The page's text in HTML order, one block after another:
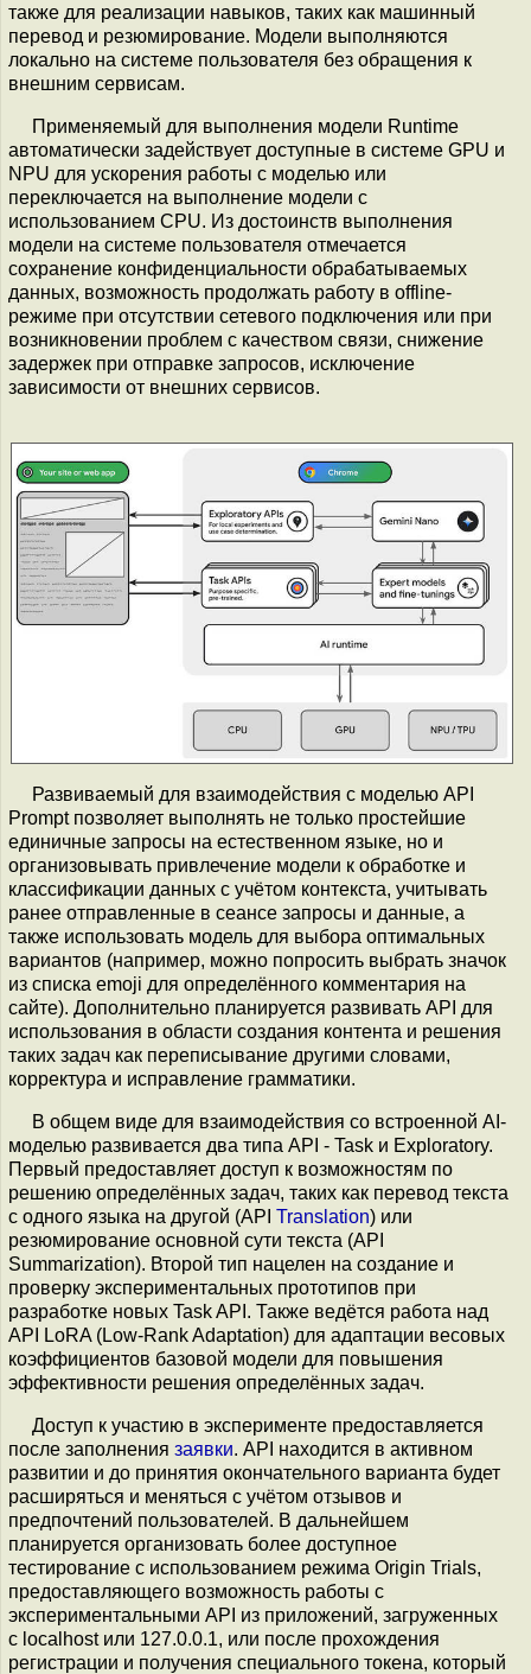
также для реализации навыков, таких как машинный
перевод и резюмирование. Модели выполняются
локально на системе пользователя без обращения к
внешним сервисам.
Применяемый для выполнения модели Runtime
автоматически задействует доступные в системе GPU и
NPU для ускорения работы с моделью или
переключается на выполнение модели с
использованием CPU. Из достоинств выполнения
модели на системе пользователя отмечается
сохранение конфиденциальности обрабатываемых
данных, возможность продолжать работу в offline-
режиме при отсутствии сетевого подключения или при
возникновении проблем с качеством связи, снижение
задержек при отправке запросов, исключение
зависимости от внешних сервисов.
Развиваемый для взаимодействия с моделью API
Prompt позволяет выполнять не только простейшие
единичные запросы на естественном языке, но и
организовывать привлечение модели к обработке и
классификации данных с учётом контекста, учитывать
ранее отправленные в сеансе запросы и данные, а
также использовать модель для выбора оптимальных
вариантов (например, можно попросить выбрать значок
из списка emoji для определённого комментария на
сайте). Дополнительно планируется развивать API для
использования в области создания контента и решения
таких задач как переписывание другими словами,
корректура и исправление грамматики.
В общем виде для взаимодействия со встроенной AI-
моделью развивается два типа API - Task и Exploratory.
Первый предоставляет доступ к возможностям по
решению определённых задач, таких как перевод текста
с одного языка на другой (API Translation) или
резюмирование основной сути текста (API
Summarization). Второй тип нацелен на создание и
проверку экспериментальных прототипов при
разработке новых Task API. Также ведётся работа над
API LoRA (Low-Rank Adaptation) для адаптации весовых
коэффициентов базовой модели для повышения
эффективности решения определённых задач.
Доступ к участию в эксперименте предоставляется
после заполнения заявки. API находится в активном
развитии и до принятия окончательного варианта будет
расширяться и меняться с учётом отзывов и
предпочтений пользователей. В дальнейшем
планируется организовать более доступное
тестирование с использованием режима Origin Trials,
предоставляющего возможность работы с
экспериментальными API из приложений, загруженных
с localhost или 127.0.0.1, или после прохождения
регистрации и получения специального токена, который